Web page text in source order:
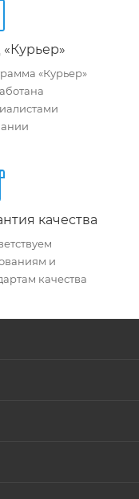
«Курьер»
качества
и
качества